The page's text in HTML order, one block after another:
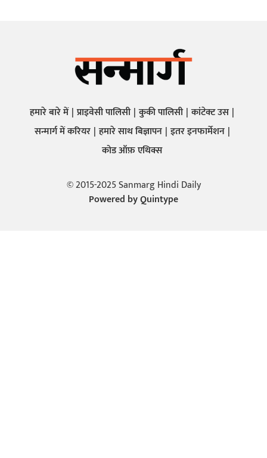
हमारे बारे में प्राइवेसी पालिसी कुकी पालिसी कांटेक्ट उस
सन्मार्ग में करियर हमारे साथ बिज्ञापन इतर इनफार्मेशन
कोड ऑफ़ एथिक्स
© 2015-2025 Sanmarg Hindi Daily
Powered byQuintype